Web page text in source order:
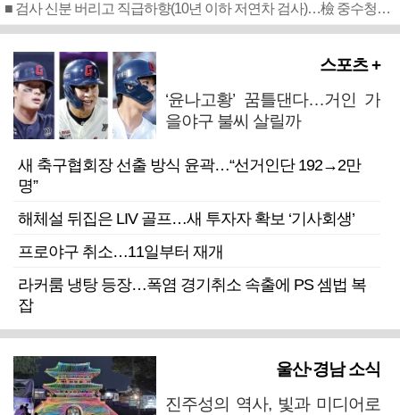
■ 검사 신분 버리고 직급하향(10년 이하 저연차 검사)…檢 중수청행 기피
스포츠 +
‘윤나고황’ 꿈틀댄다…거인 가
을야구 불씨 살릴까
새 축구협회장 선출 방식 윤곽…“선거인단 192→2만
명”
해체설 뒤집은 LIV 골프…새 투자자 확보 ‘기사회생’
프로야구 취소…11일부터 재개
라커룸 냉탕 등장…폭염 경기취소 속출에 PS 셈법 복
잡
울산·경남 소식
진주성의 역사, 빛과 미디어로